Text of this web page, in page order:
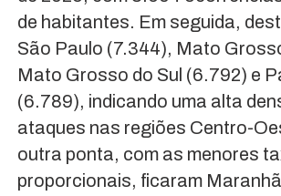
de habitantes. Em seguida,
São Paulo (7.344), Mato
Mato Grosso do Sul (6.792) e
(6.789), indicando uma alta
ataques nas regiões Centro-
outra ponta, com as menores
proporcionais, ficaram